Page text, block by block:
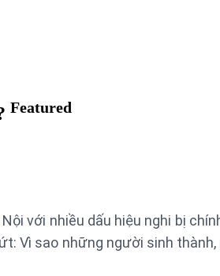
Featured
với nhiều dấu hiệu nghi bị
Vì sao những người sinh